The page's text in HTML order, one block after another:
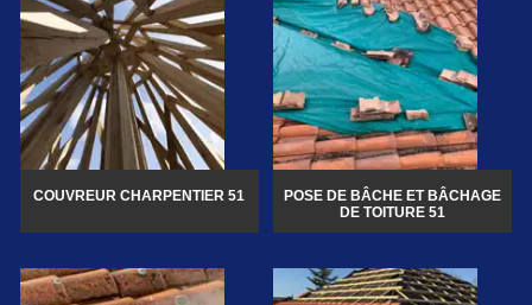
COUVREUR CHARPENTIER 51
POSE DE BÂCHE ET BÂCHAGE
DE TOITURE 51